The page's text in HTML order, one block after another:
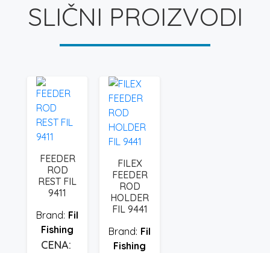
SLIČNI PROIZVODI
FEEDER
ROD
REST FIL
9411
Fil
Fishing
FILEX
FEEDER
ROD
HOLDER
FIL 9441
Fil
Fishing